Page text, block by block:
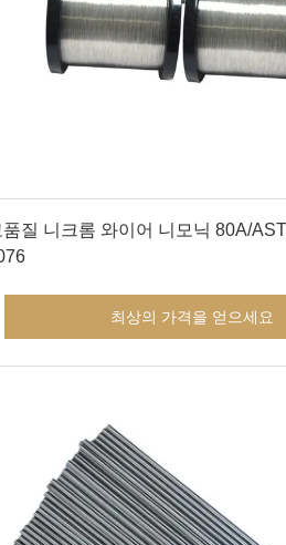
품질 니크롬 와이어 니모닉 80A/
최상의 가격을 얻으세요